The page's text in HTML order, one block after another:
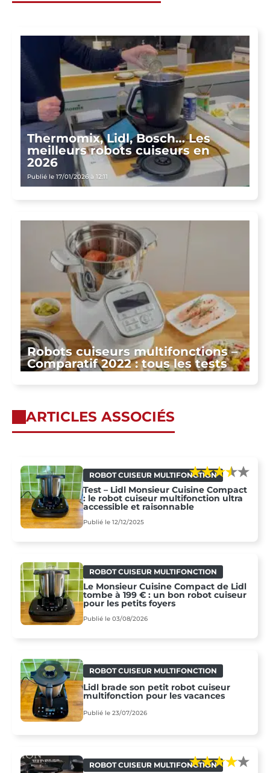
Thermomix, Lidl, Bosch… Les
meilleurs robots cuiseurs en
2026
Publié le 17/01/2026 à 12:11
Robots cuiseurs multifonctions –
Comparatif 2022 : tous les tests
ARTICLES ASSOCIÉS
ROBOT CUISEUR MULTIFONCTION
Test – Lidl Monsieur Cuisine Compact
: le robot cuiseur multifonction ultra
accessible et raisonnable
Publié le 12/12/2025
ROBOT CUISEUR MULTIFONCTION
Le Monsieur Cuisine Compact de Lidl
tombe à 199 € : un bon robot cuiseur
pour les petits foyers
Publié le 03/08/2026
ROBOT CUISEUR MULTIFONCTION
Lidl brade son petit robot cuiseur
multifonction pour les vacances
Publié le 23/07/2026
ROBOT CUISEUR MULTIFONCTION